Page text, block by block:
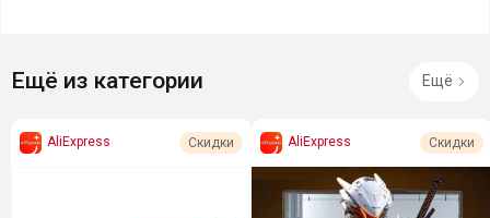
Ещё из категории Ещё
AliExpress Скидки AliExpress Скидки